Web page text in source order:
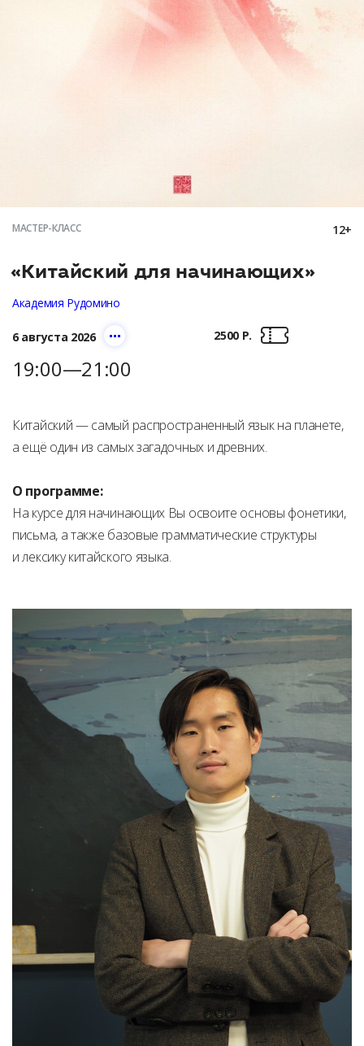
МАСТЕР-КЛАСС 12+
«Китайский для начинающих»
Академия Рудомино
6 августа 2026
19:00—21:00
2500 Р.
Китайский — самый распространенный язык на планете,
а ещё один из самых загадочных и древних.
О программе:
На курсе для начинающих Вы освоите основы фонетики,
письма, а также базовые грамматические структуры
и лексику китайского языка.